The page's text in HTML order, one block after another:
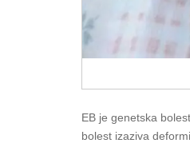
EB je genetska
bolest izaziva